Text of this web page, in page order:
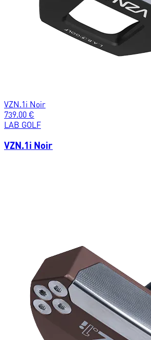
VZN.1i Noir
739.00 €
LAB GOLF
VZN.1i Noir